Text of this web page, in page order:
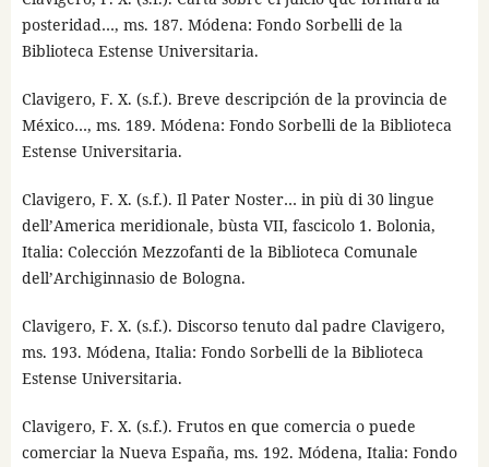
posteridad…, ms. 187. Módena: Fondo Sorbelli de la
Biblioteca Estense Universitaria.
Clavigero, F. X. (s.f.). Breve descripción de la provincia de
México…, ms. 189. Módena: Fondo Sorbelli de la Biblioteca
Estense Universitaria.
Clavigero, F. X. (s.f.). Il Pater Noster… in più di 30 lingue
dell’America meridionale, bùsta VII, fascicolo 1. Bolonia,
Italia: Colección Mezzofanti de la Biblioteca Comunale
dell’Archiginnasio de Bologna.
Clavigero, F. X. (s.f.). Discorso tenuto dal padre Clavigero,
ms. 193. Módena, Italia: Fondo Sorbelli de la Biblioteca
Estense Universitaria.
Clavigero, F. X. (s.f.). Frutos en que comercia o puede
comerciar la Nueva España, ms. 192. Módena, Italia: Fondo